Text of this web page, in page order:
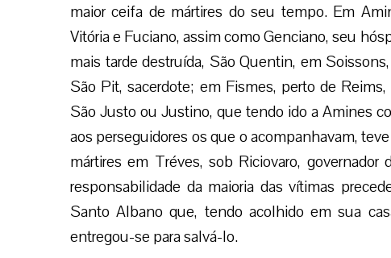
maior ceifa de mártires do seu tempo. Em
Vitória e Fuciano, assim como Genciano, seu
mais tarde destruída, São Quentin, em
São Pit, sacerdote; em Fismes, perto de
São Justo ou Justino, que tendo ido a Amines
aos perseguidores os que o acompanhavam,
mártires em Tréves, sob Riciovaro,
responsabilidade da maioria das vítimas
Santo Albano que, tendo acolhido em sua
entregou-se para salvá-lo.